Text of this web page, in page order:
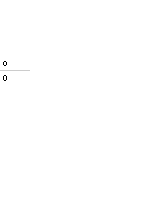
и кабельное